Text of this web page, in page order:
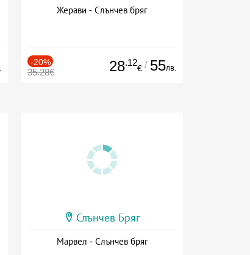
Жерави - Слънчев бряг
-20%
35.28€ 28.12
€ / 55лв.
Слънчев Бряг
Марвел - Слънчев бряг